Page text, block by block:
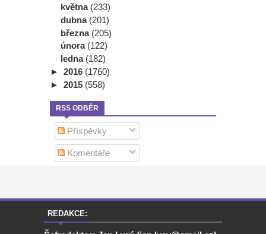
května (233)
dubna (201)
března (205)
února (122)
ledna (182)
► 2016 (1760)
► 2015 (558)
RSS ODBĚR
Příspěvky
Komentáře
REDAKCE: